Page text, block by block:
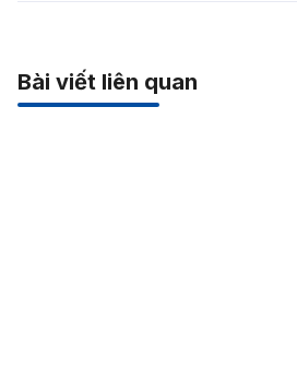
Bài viết liên quan